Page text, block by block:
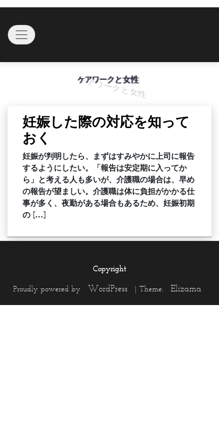
contentToggle navigation
ケアワークと女性
妊娠した際の対応を知って
おく
妊娠が判明したら、まずはすみやかに上司に報告
するようにしたい。「報告は安定期に入ってか
ら」と考える人も多いが、介護職の場合は、早め
の報告が望ましい。介護職は体に負担がかかる仕
事が多く、夜勤がある場合もあるため、妊娠初期
の […]
Copyright
Proudly powered by WordPress | Theme: Elizama